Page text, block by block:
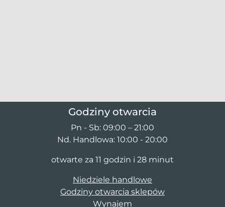
Godziny otwarcia
Pn - Sb: 09:00 – 21:00
Nd. Handlowa: 10:00 - 20:00
otwarte za 11 godzin i 28 minut
Niedziele handlowe
Godziny otwarcia sklepów
Wynajem